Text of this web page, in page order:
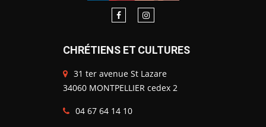
CHRÉTIENS ET CULTURES
31 ter avenue St Lazare
34060 MONTPELLIER cedex 2
04 67 64 14 10